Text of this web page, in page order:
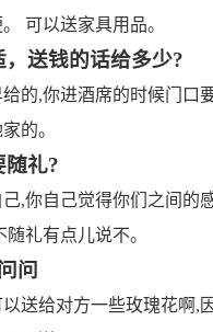
可以送家具用品。
送钱的话给多少?
的,你进酒席的时候门口
的。
随礼?
,你自己觉得你们之间的
礼有点儿说不。
问
送给对方一些玫瑰花啊,